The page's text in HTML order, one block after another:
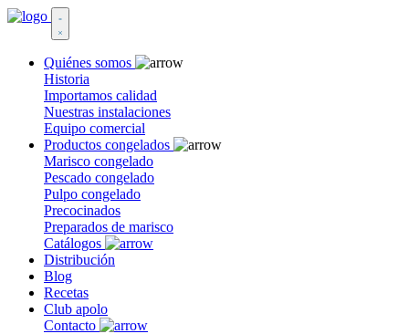
Quiénes somos
Historia
Importamos calidad
Nuestras instalaciones
Equipo comercial
Productos congelados
Marisco congelado
Pescado congelado
Pulpo congelado
Precocinados
Preparados de marisco
Catálogos
Distribución
Blog
Recetas
Club apolo
Contacto